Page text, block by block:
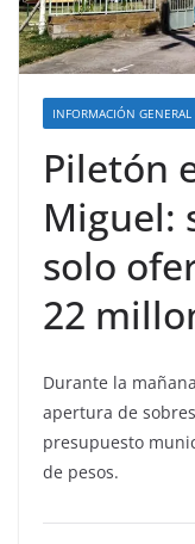
INFORMACIÓN GENERAL
Piletón
Miguel:
solo
22
Durante la
apertura de
presupuesto
de pesos.